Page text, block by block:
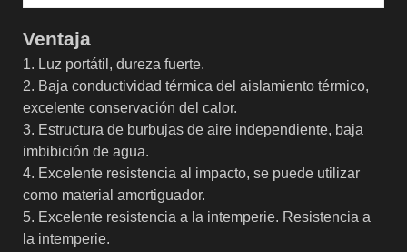
Ventaja
1. Luz portátil, dureza fuerte.
2. Baja conductividad térmica del aislamiento térmico,
excelente conservación del calor.
3. Estructura de burbujas de aire independiente, baja
imbibición de agua.
4. Excelente resistencia al impacto, se puede utilizar
como material amortiguador.
5. Excelente resistencia a la intemperie. Resistencia a
la intemperie.